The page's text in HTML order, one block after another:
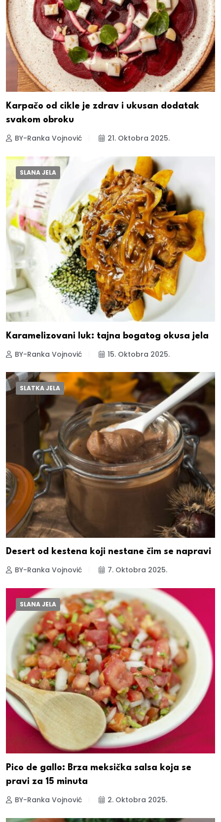
Karpačo od cikle je zdrav i ukusan dodatak
svakom obroku
BY-Ranka Vojnović 21. Oktobra 2025.
SLANA JELA
Karamelizovani luk: tajna bogatog okusa jela
BY-Ranka Vojnović 15. Oktobra 2025.
SLATKA JELA
Desert od kestena koji nestane čim se napravi
BY-Ranka Vojnović 7. Oktobra 2025.
SLANA JELA
Pico de gallo: Brza meksička salsa koja se
pravi za 15 minuta
BY-Ranka Vojnović 2. Oktobra 2025.